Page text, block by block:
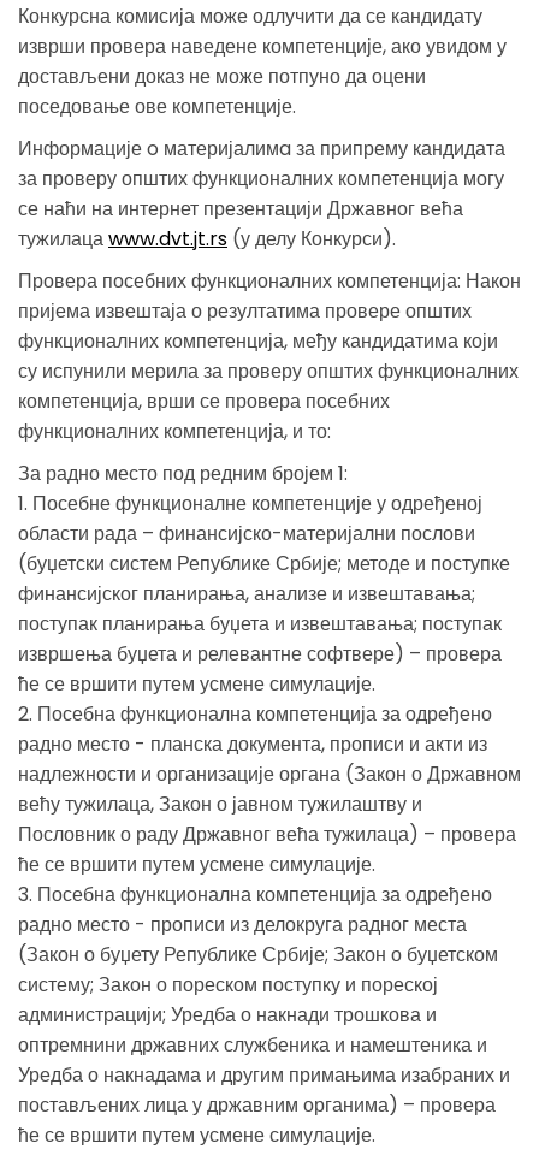
Конкурсна комисија може одлучити да се кандидату
изврши провера наведене компетенције, ако увидом у
достављени доказ не може потпуно да оцени
поседовање ове компетенције.
Информације o материјалимa за припрему кандидата
за проверу општих функционалних компетенција могу
се наћи на интернет презентацији Државног већа
тужилацаwww.dvt.jt.rs (у делу Конкурси).
Провера посебних функционалних компетенција: Након
пријема извештаја о резултатима провере општих
функционалних компетенција, међу кандидатима који
су испунили мерила за проверу општих функционалних
компетенција, врши се провера посебних
функционалних компетенција, и то:
За радно место под редним бројем 1:
1. Посебне функционалне компетенције у одређеној
области рада – финансијско-материјални послови
(буџетски систем Републике Србије; методе и поступке
финансијског планирања, анализе и извештавања;
поступак планирања буџета и извештавања; поступак
извршења буџета и релевантне софтвере) – провера
ће се вршити путем усмене симулације.
2. Посебна функционална компетенција за одређено
радно место - планска документа, прописи и акти из
надлежности и организације органа (Закон о Државном
већу тужилаца, Закон о јавном тужилаштву и
Пословник о раду Државног већа тужилаца) – провера
ће се вршити путем усмене симулације.
3. Посебна функционална компетенција за одређено
радно место - прописи из делокруга радног места
(Закон о буџету Републике Србије; Закон о буџетском
систему; Закон о пореском поступку и пореској
администрацији; Уредба о накнади трошкова и
оптремнини државних службеника и намештеника и
Уредба о накнадама и другим примањима изабраних и
постављених лица у државним органима) – провера
ће се вршити путем усмене симулације.